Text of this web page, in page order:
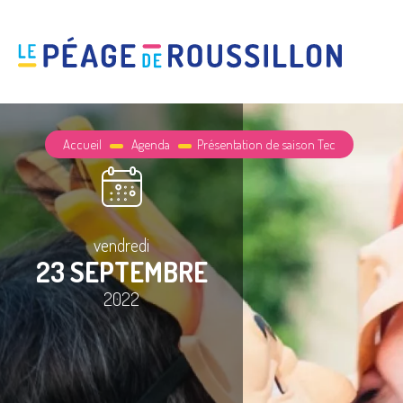
Accueil Agenda Présentation de saison Tec
vendredi
23 SEPTEMBRE
2022